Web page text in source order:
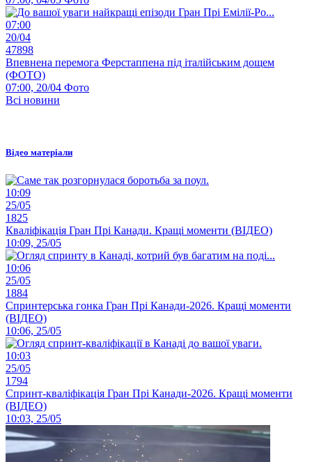
07:00
20/04
47898
Впевнена перемога Ферстаппена під італійським дощем
(ФОТО)
07:00, 20/04 Фото
Всі новини
Відео матеріали
10:09
25/05
1825
Кваліфікація Гран Прі Канади. Кращі моменти (ВІДЕО)
10:09, 25/05
10:06
25/05
1884
Спринтерська гонка Гран Прі Канади-2026. Кращі моменти
(ВІДЕО)
10:06, 25/05
10:03
25/05
1794
Спринт-кваліфікація Гран Прі Канади-2026. Кращі моменти
(ВІДЕО)
10:03, 25/05